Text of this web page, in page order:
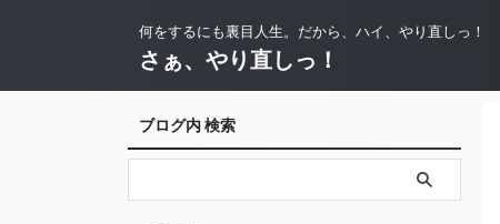
何をするにも裏目人生。だから、ハイ、やり直しっ！
さぁ、やり直しっ！
ブログ内 検索